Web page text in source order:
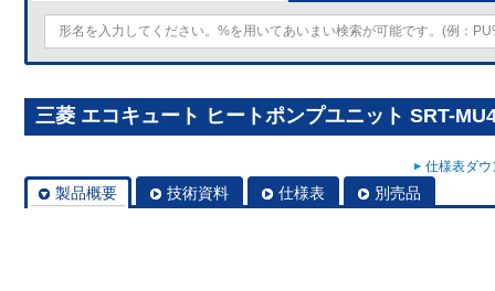
三菱 エコキュート ヒートポンプユニット SRT-
仕様表ダ
製品概要 技術資料 仕様表 別売品